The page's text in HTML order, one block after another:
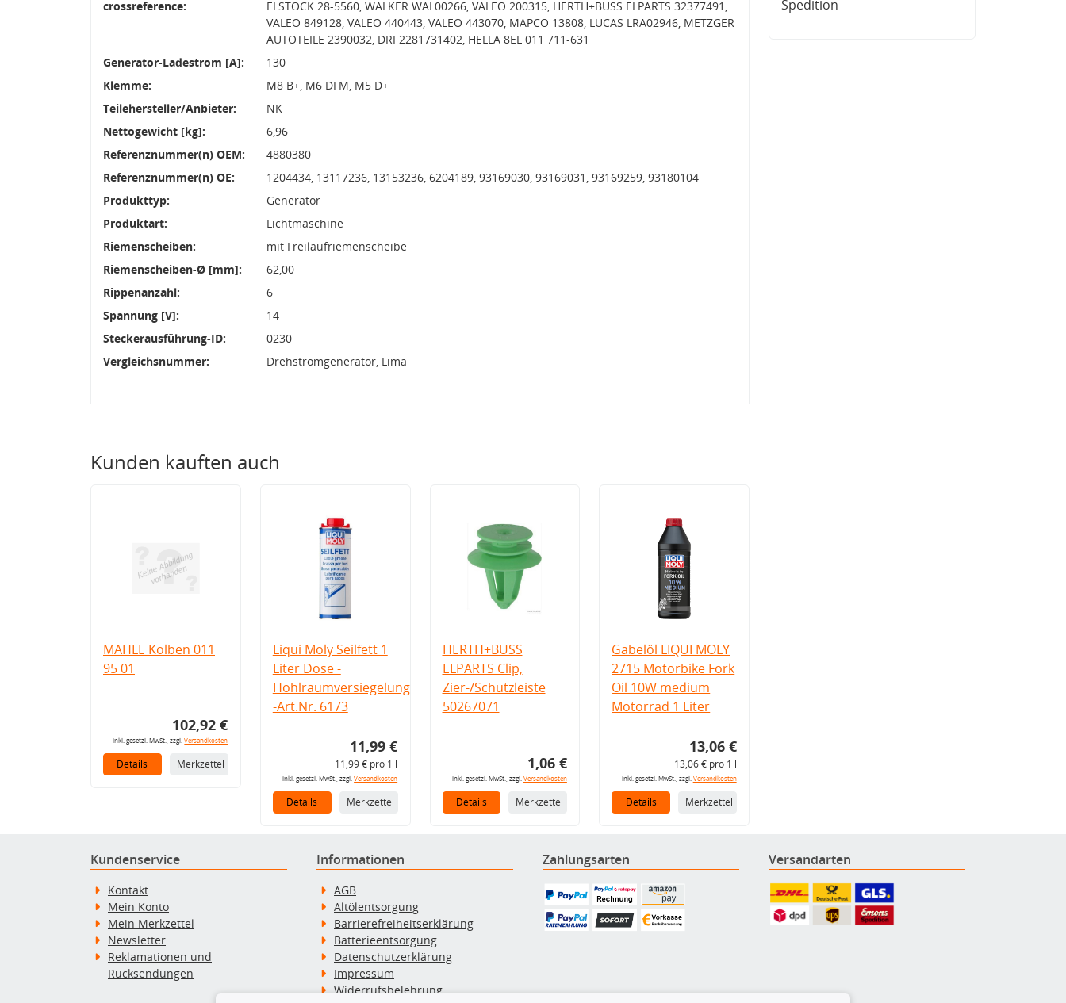
crossreference:
ELSTOCK 28-5560, WALKER WAL00266, VALEO 200315, HERTH+BUSS ELPARTS 32377491,
VALEO 849128, VALEO 440443, VALEO 443070, MAPCO 13808, LUCAS LRA02946, METZGER
AUTOTEILE 2390032, DRI 2281731402, HELLA 8EL 011 711-631
Generator-Ladestrom [A]:
130
Klemme:
M8 B+, M6 DFM, M5 D+
Teilehersteller/Anbieter:
NK
Nettogewicht [kg]:
6,96
Referenznummer(n) OEM:
4880380
Referenznummer(n) OE:
1204434, 13117236, 13153236, 6204189, 93169030, 93169031, 93169259, 93180104
Produkttyp:
Generator
Produktart:
Lichtmaschine
Riemenscheiben:
mit Freilaufriemenscheibe
Riemenscheiben-Ø [mm]:
62,00
Rippenanzahl:
6
Spannung [V]:
14
Steckerausführung-ID:
0230
Vergleichsnummer:
Drehstromgenerator, Lima
Kunden kauften auch
MAHLE Kolben 011
95 01
102,92 €
inkl. gesetzl. MwSt., zzgl.Versandkosten
Details Merkzettel
Liqui Moly Seilfett 1
Liter Dose -
Hohlraumversiegelung
-Art.Nr. 6173
11,99 €
11,99 € pro 1 l
inkl. gesetzl. MwSt., zzgl.Versandkosten
Details Merkzettel
HERTH+BUSS
ELPARTS Clip,
Zier-/Schutzleiste
50267071
1,06 €
inkl. gesetzl. MwSt., zzgl. Versandkosten
Details Merkzettel
Gabelöl LIQUI MOLY
2715 Motorbike Fork
Oil 10W medium
Motorrad 1 Liter
13,06 €
13,06 € pro 1 l
inkl. gesetzl. MwSt., zzgl. Versandkosten
Details Merkzettel
Spedition
Kundenservice
Kontakt
Mein Konto
Mein Merkzettel
Newsletter
Reklamationen und
Rücksendungen
Informationen
AGB
Altölentsorgung
Barrierefreiheitserklärung
Batterieentsorgung
Datenschutzerklärung
Impressum
Widerrufsbelehrung
Zahlungsarten Versandarten